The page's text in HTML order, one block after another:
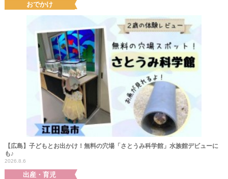
おでかけ
【広島】子どもとお出かけ！無料の穴場「さとうみ科学館」水族館デビューに
も♪
2026.8.6
出産・育児